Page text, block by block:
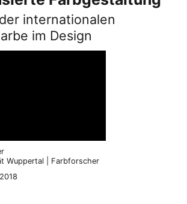
internationalen
im Design
Wuppertal | Farbforscher